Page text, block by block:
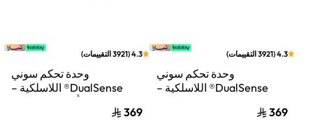
4.3
(
3921التقييمات)
وحدة تحكم سوني
DualSense® اللاسلكية –
369
4.3
(
3921التقييمات)
وحدة تحكم سوني
DualSense® اللاسلكية –
369